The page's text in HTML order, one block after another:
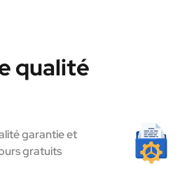
qualité
garantie et
gratuits